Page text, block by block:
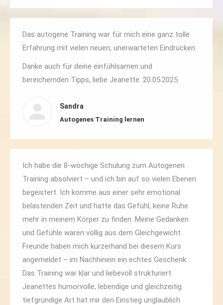
Das autogene Training war für mich eine ganz tolle
Erfahrung mit vielen neuen, unerwarteten Eindrücken.
Danke auch für deine einfühlsamen und
bereichernden Tipps, liebe Jeanette. 20.05.2025
Sandra
Autogenes Training lernen
Ich habe die 8-wöchige Schulung zum Autogenen
Training absolviert – und ich bin auf so vielen Ebenen
begeistert. Ich komme aus einer sehr emotional
belastenden Zeit und hatte das Gefühl, keine Ruhe
mehr in meinem Körper zu finden. Meine Gedanken
und Gefühle waren völlig aus dem Gleichgewicht.
Freunde haben mich kurzerhand bei diesem Kurs
angemeldet – im Nachhinein ein echtes Geschenk.
Das Training war klar und liebevoll strukturiert.
Jeanettes humorvolle, lebendige und gleichzeitig
tiefgründige Art hat mir den Einstieg unglaublich